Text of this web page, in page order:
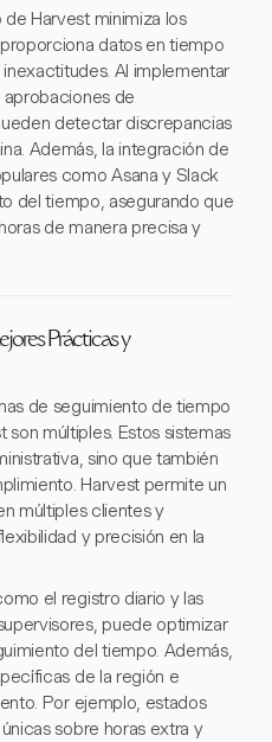
Harvest minimiza los
datos en tiempo
Al implementar
de
detectar discrepancias
Además, la integración de
como Asana y Slack
del tiempo, asegurando que
de manera precisa y
Prácticas y
de seguimiento de tiempo
múltiples. Estos sistemas
sino que también
Harvest permite un
múltiples clientes y
y precisión en la
el registro diario y las
puede optimizar
del tiempo. Además,
de la región e
Por ejemplo, estados
sobre horas extra y